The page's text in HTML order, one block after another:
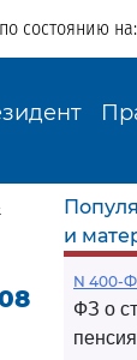
состоянию на:
и
N 400-
ФЗ о